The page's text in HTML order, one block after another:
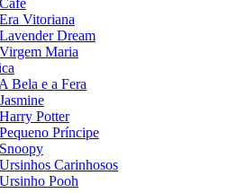
Vitoriana
Dream
Maria
Bela e a Fera
Potter
Príncipe
Carinhosos
Pooh